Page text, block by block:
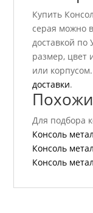
Купить
серая можно
доставкой по
размер, цвет
или
доставки.
Для подбора
Консоль
Консоль
Консоль